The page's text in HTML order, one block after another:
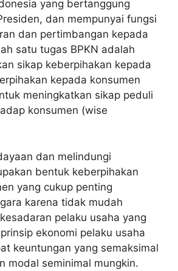
yang bertanggung
dan mempunyai fungsi
dan pertimbangan kepada
satu tugas BPKN adalah
sikap keberpihakan kepada
kepada konsumen
meningkatkan sikap peduli
konsumen (wise
dan melindungi
bentuk keberpihakan
yang cukup penting
karena tidak mudah
pelaku usaha yang
ekonomi pelaku usaha
keuntungan yang semaksimal
modal seminimal mungkin.